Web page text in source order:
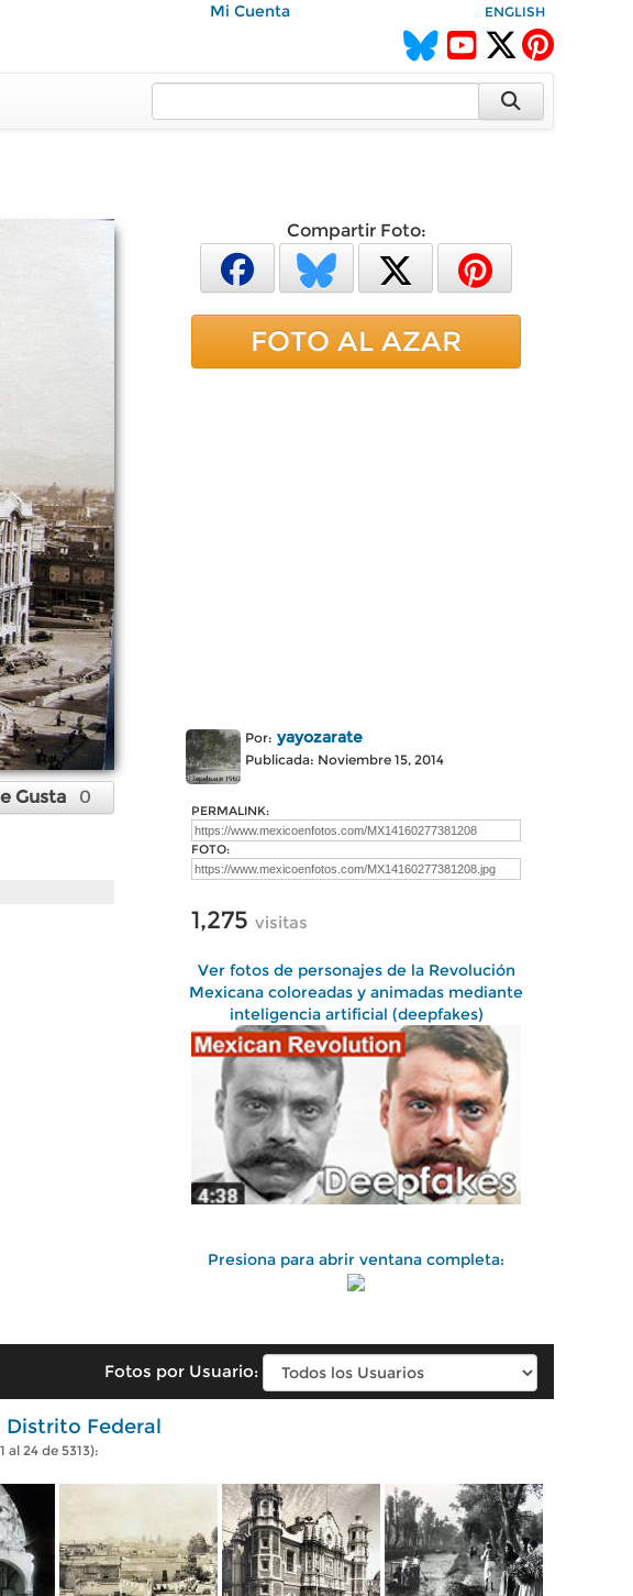
Mi Cuenta ENGLISH
Gusta 0
Compartir Foto:
FOTO AL AZAR
Por: yayozarate
Publicada: Noviembre 15, 2014
PERMALINK:
FOTO:
1,275 visitas
Ver fotos de personajes de la Revolución
Mexicana coloreadas y animadas mediante
inteligencia artificial (deepfakes)
Presiona para abrir ventana completa:
Fotos por Usuario:
Distrito Federal
24 de 5313):